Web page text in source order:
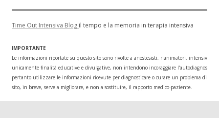
Time Out Intensiva Blog il tempo e la memoria in terapia intensiva
IMPORTANTE
Le informazioni riportate su questo sito sono rivolte a anestesisti, rianimatori,
unicamente finalità educative e divulgative, non intendono incoraggiare l'autodiagnosi o
pertanto utilizzare le informazioni ricevute per diagnosticare o curare un problema di
sito, in breve, serve a migliorare, e non a sostituire, il rapporto medico-paziente.